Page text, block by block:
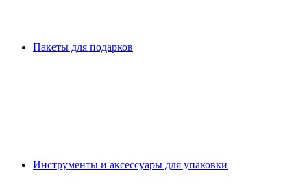
Пакеты для подарков
Инструменты и аксессуары для упаковки